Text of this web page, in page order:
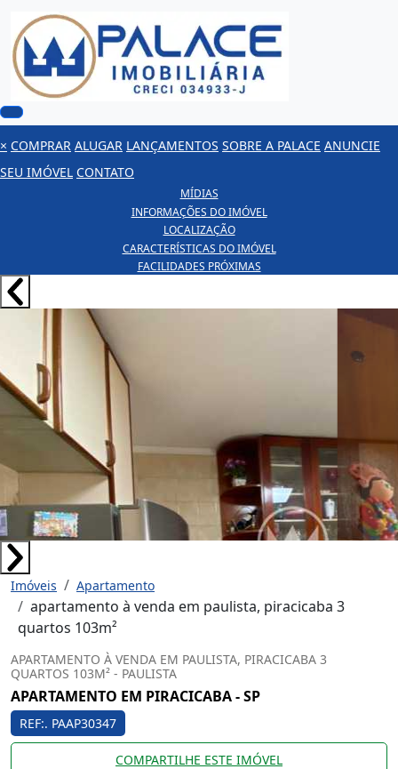
× COMPRAR ALUGAR LANÇAMENTOS SOBRE A PALACE ANUNCIE
SEU IMÓVEL CONTATO
MÍDIAS
INFORMAÇÕES DO IMÓVEL
LOCALIZAÇÃO
CARACTERÍSTICAS DO IMÓVEL
FACILIDADES PRÓXIMAS
Imóveis Apartamento
apartamento à venda em paulista, piracicaba 3
quartos 103m²
APARTAMENTO À VENDA EM PAULISTA, PIRACICABA 3
QUARTOS 103M² - PAULISTA
APARTAMENTO EM PIRACICABA - SP
REF:. PAAP30347
COMPARTILHE ESTE IMÓVEL